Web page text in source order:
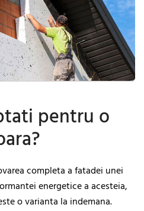
pentru o
completa a fatadei unei
energetice a acesteia,
o varianta la indemana.